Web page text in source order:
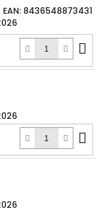
EAN: 8436548873431